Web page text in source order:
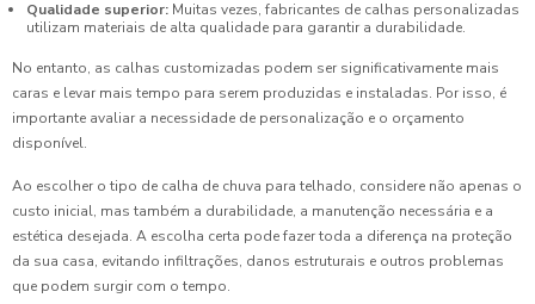
Qualidade superior: Muitas vezes, fabricantes de calhas personalizadas
utilizam materiais de alta qualidade para garantir a durabilidade.
No entanto, as calhas customizadas podem ser significativamente mais
caras e levar mais tempo para serem produzidas e instaladas. Por isso, é
importante avaliar a necessidade de personalização e o orçamento
disponível.
Ao escolher o tipo de calha de chuva para telhado, considere não apenas o
custo inicial, mas também a durabilidade, a manutenção necessária e a
estética desejada. A escolha certa pode fazer toda a diferença na proteção
da sua casa, evitando infiltrações, danos estruturais e outros problemas
que podem surgir com o tempo.